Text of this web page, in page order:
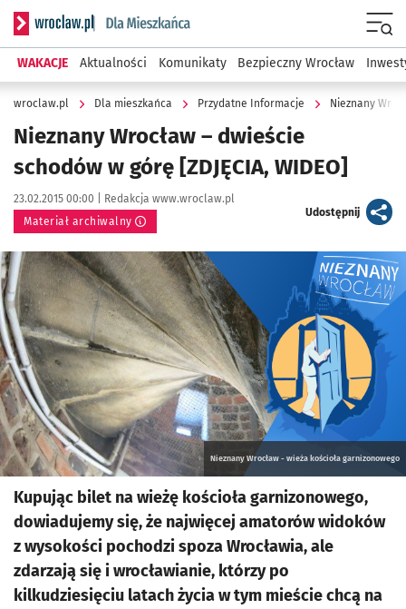
Serwis informacyjny wroclaw.pl podserwis: Dla mieszkańca
WAKACJE Aktualności Komunikaty Bezpieczny Wrocław
wroclaw.pl Dla mieszkańca Przydatne Informacje Nieznany
Nieznany Wrocław – dwieście
schodów w górę [ZDJĘCIA, WIDEO]
Data publikacji:
23.02.2015 00:00 | Autor:
Redakcja www.wroclaw.pl
Materiał archiwalny
Udostępnijartykuł
Kliknij, aby powiększyć
Nieznany Wrocław - wieża kościoła garnizonowego
Kupując bilet na wieżę kościoła garnizonowego,
dowiadujemy się, że najwięcej amatorów widoków
z wysokości pochodzi spoza Wrocławia, ale
zdarzają się i wrocławianie, którzy po
kilkudziesięciu latach życia w tym mieście chcą na